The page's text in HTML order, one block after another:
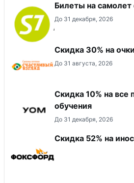
Билеты на самолет
До 31 декабря, 2026
Скидка 30% на
До 31 августа, 2026
Скидка 10% на все
обучения
До 31 декабря, 2026
Скидка 52% на